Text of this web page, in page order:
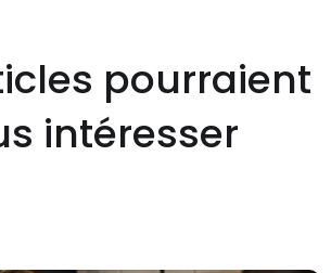
pourraient
intéresser